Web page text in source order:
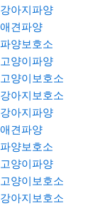
강아지파양
애견파양
파양보호소
고양이파양
고양이보호소
강아지보호소
강아지파양
애견파양
파양보호소
고양이파양
고양이보호소
강아지보호소